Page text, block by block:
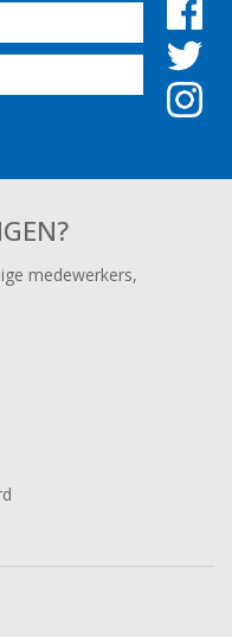
medewerkers,